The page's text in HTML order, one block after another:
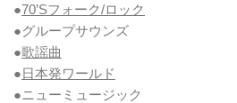
●70’Sフォーク/ロック
●グループサウンズ
●歌謡曲
●日本発ワールド
●ニューミュージック